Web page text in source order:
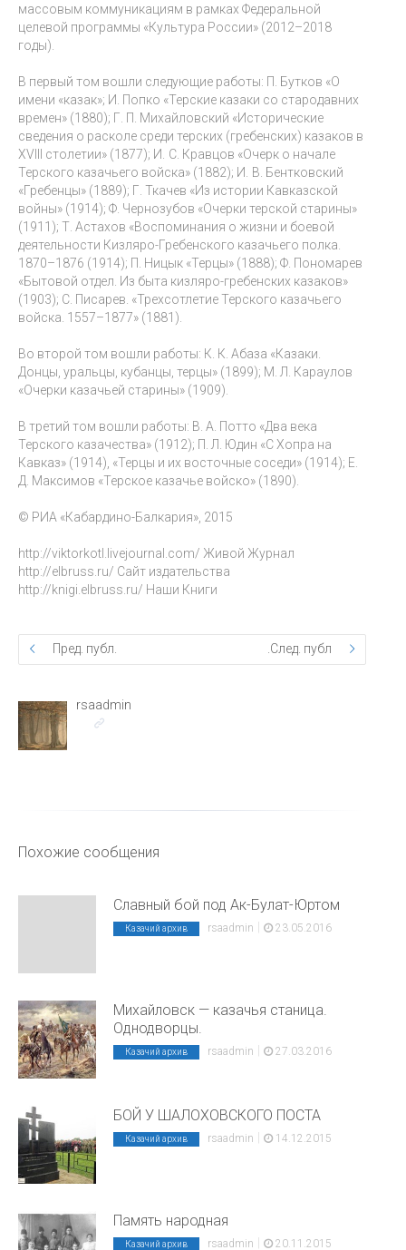
массовым коммуникациям в рамках Федеральной
целевой программы «Культура России» (2012–2018
годы).
В первый том вошли следующие работы: П. Бутков «О
имени «казак»; И. Попко «Терские казаки со стародавних
времен» (1880); Г. П. Михайловский «Исторические
сведения о расколе среди терских (гребенских) казаков в
XVIII столетии» (1877); И. С. Кравцов «Очерк о начале
Терского казачьего войска» (1882); И. В. Бентковский
«Гребенцы» (1889); Г. Ткачев «Из истории Кавказской
войны» (1914); Ф. Чернозубов «Очерки терской старины»
(1911); Т. Астахов «Воспоминания о жизни и боевой
деятельности Кизляро-Гребенского казачьего полка.
1870–1876 (1914); П. Ницык «Терцы» (1888); Ф. Пономарев
«Бытовой отдел. Из быта кизляро-гребенских казаков»
(1903); С. Писарев. «Трехсотлетие Терского казачьего
войска. 1557–1877» (1881).
Во второй том вошли работы: К. К. Абаза «Казаки.
Донцы, уральцы, кубанцы, терцы» (1899); М. Л. Караулов
«Очерки казачьей старины» (1909).
В третий том вошли работы: В. А. Потто «Два века
Терского казачества» (1912); П. Л. Юдин «С Хопра на
Кавказ» (1914), «Терцы и их восточные соседи» (1914); Е.
Д. Максимов «Терское казачье войско» (1890).
© РИА «Кабардино-Балкария», 2015
http://viktorkotl.livejournal.com/ Живой Журнал
http://elbruss.ru/ Сайт издательства
http://knigi.elbruss.ru/ Наши Книги
Пред. публ. След. публ.
rsaadmin
Похожие сообщения
Славный бой под Ак-Булат-Юртом
Казачий архив rsaadmin | 23.05.2016
Михайловск — казачья станица.
Однодворцы.
Казачий архив rsaadmin | 27.03.2016
БОЙ У ШАЛОХОВСКОГО ПОСТА
Казачий архив rsaadmin | 14.12.2015
Память народная
Казачий архив rsaadmin | 20.11.2015